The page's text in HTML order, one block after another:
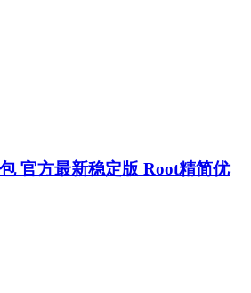
官方最新稳定版 Root精简优